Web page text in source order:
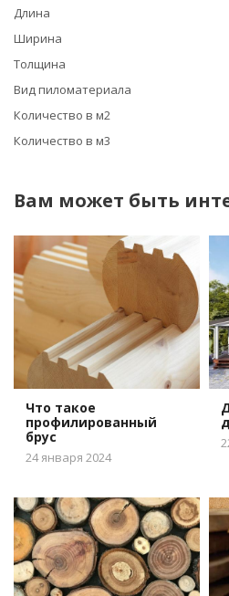
Длина
Ширина
Толщина
Вид пиломатериала
Количество в м2
Количество в м3
Вам может быть
Что такое
профилированный
брус
24 января 2024